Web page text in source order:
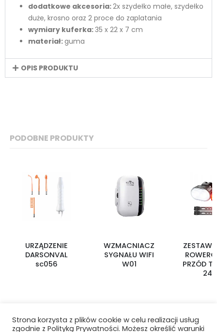
dodatkowe akcesoria:2x szydełko małe, szydełko
duże, krosno oraz 2 proce do zaplatania
wymiary kuferka:35 x 22 x 7 cm
materiał:guma
OPIS PRODUKTU
PODOBNE PRODUKTY
URZĄDZENIE
DARSONVAL
sc056
WZMACNIACZ
SYGNAŁU WIFI
W01
ZESTAW
PRZÓD
Strona korzysta z plików cookie w celu realizacji usług
zgodnie z Polityką Prywatności. Możesz określić warunki